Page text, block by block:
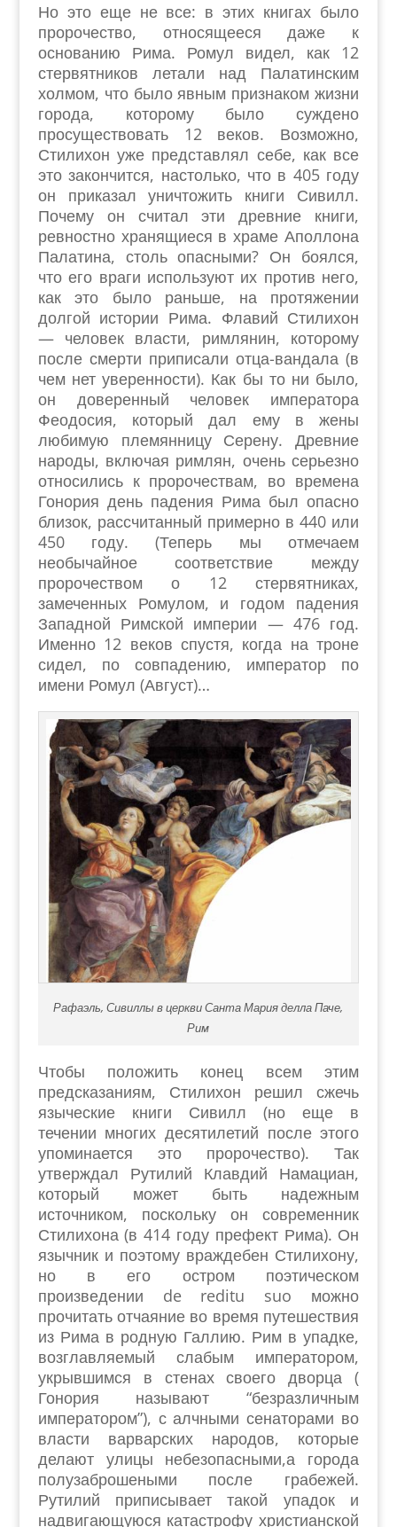
Но это еще не все: в этих книгах было
пророчество, относящееся даже к
основанию Рима. Ромул видел, как 12
стервятников летали над Палатинским
холмом, что было явным признаком жизни
города, которому было суждено
просуществовать 12 веков. Возможно,
Стилихон уже представлял себе, как все
это закончится, настолько, что в 405 году
он приказал уничтожить книги Сивилл.
Почему он считал эти древние книги,
ревностно хранящиеся в храме Аполлона
Палатина, столь опасными? Он боялся,
что его враги используют их против него,
как это было раньше, на протяжении
долгой истории Рима. Флавий Стилихон
— человек власти, римлянин, которому
после смерти приписали отца-вандала (в
чем нет уверенности). Как бы то ни было,
он доверенный человек императора
Феодосия, который дал ему в жены
любимую племянницу Серену. Древние
народы, включая римлян, очень серьезно
относились к пророчествам, во времена
Гонория день падения Рима был опасно
близок, рассчитанный примерно в 440 или
450 году. (Теперь мы отмечаем
необычайное соответствие между
пророчеством о 12 стервятниках,
замеченных Ромулом, и годом падения
Западной Римской империи — 476 год.
Именно 12 веков спустя, когда на троне
сидел, по совпадению, император по
имени Ромул (Август)…
Рафаэль, Сивиллы в церкви Санта Мария делла Паче,
Рим
Чтобы положить конец всем этим
предсказаниям, Стилихон решил сжечь
языческие книги Сивилл (но еще в
течении многих десятилетий после этого
упоминается это пророчество). Так
утверждал Рутилий Клавдий Намациан,
который может быть надежным
источником, поскольку он современник
Стилихона (в 414 году префект Рима). Он
язычник и поэтому враждебен Стилихону,
но в его остром поэтическом
произведении de reditu suo можно
прочитать отчаяние во время путешествия
из Рима в родную Галлию. Рим в упадке,
возглавляемый слабым императором,
укрывшимся в стенах своего дворца (
Гонория называют “безразличным
императором”), с алчными сенаторами во
власти варварских народов, которые
делают улицы небезопасными,а города
полузаброшеными после грабежей.
Рутилий приписывает такой упадок и
надвигающуюся катастрофу христианской